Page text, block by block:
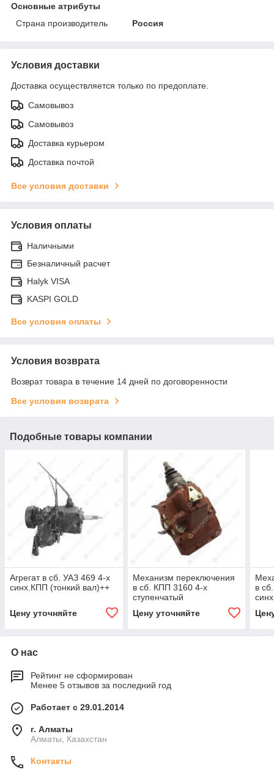
Основные атрибуты
Страна производитель
Россия
Условия доставки
Доставка осуществляется только по предоплате.
Самовывоз
Самовывоз
Доставка курьером
Доставка почтой
Все условия доставки
Условия оплаты
Наличными
Безналичный расчет
Halyk VISA
KASPI GOLD
Все условия оплаты
Условия возврата
Возврат товара в течение 14 дней по договоренности
Все условия возврата
Подобные товары компании
Агрегат в сб. УАЗ 469 4-х
синх.КПП (тонкий вал)++
Цену уточняйте
Механизм переключения
в сб. КПП 3160 4-х
ступенчатый
Цену уточняйте
в
О нас
Рейтинг не сформирован
Менее 5 отзывов за последний год
Работает с 29.01.2014
г. Алматы
Алматы, Казахстан
Контакты